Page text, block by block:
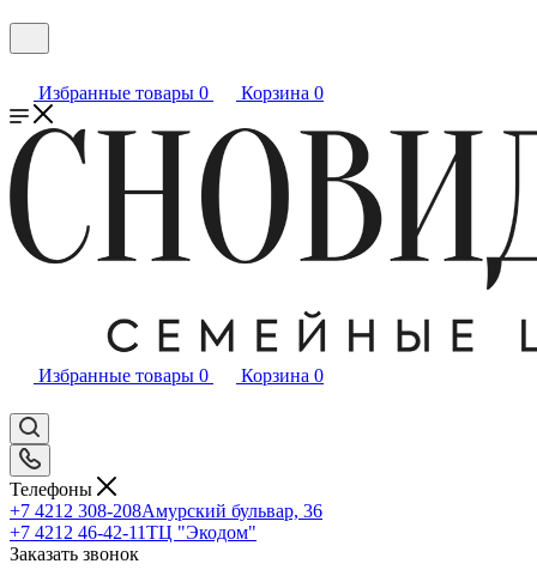
Избранные товары 0 Корзина 0
Избранные товары 0 Корзина 0
Телефоны
+7 4212 308-208Амурский бульвар, 36
+7 4212 46-42-11ТЦ "Экодом"
Заказать звонок